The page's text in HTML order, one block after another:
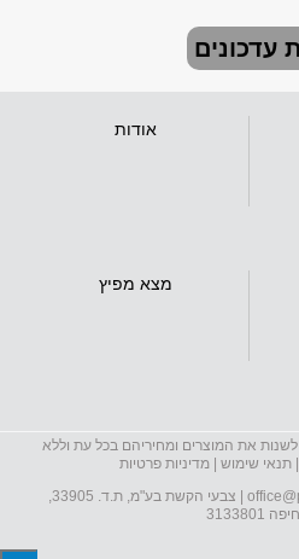
עדכונים
אודות
מצא מפיץ
את המוצרים ומחיריהם בכל עת וללא
|תנאי שימוש |מדיניות פרטיות
| צבעי הקשת בע"מ, ת.ד. 33905,
חיפה 3133801